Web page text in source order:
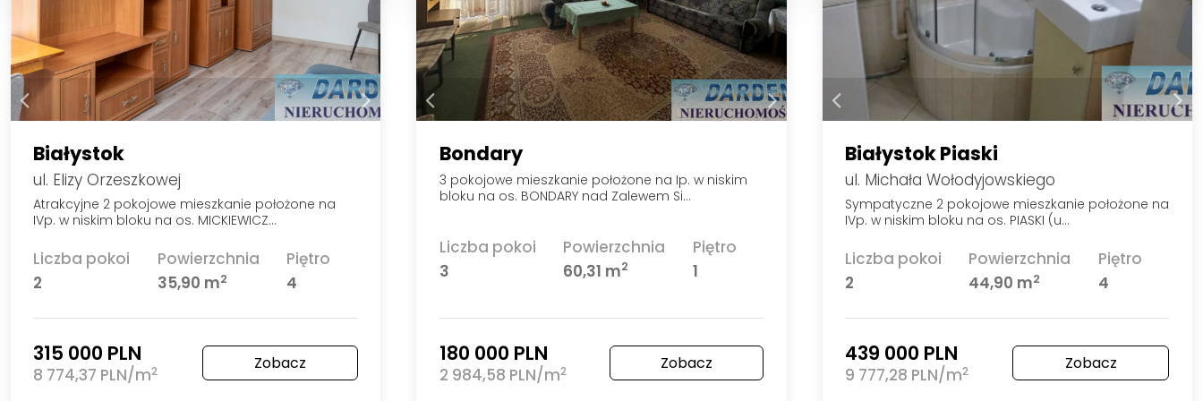
Białystok
ul. Elizy Orzeszkowej
Atrakcyjne 2 pokojowe mieszkanie położone na
IVp. w niskim bloku na os. MICKIEWICZ…
Liczba pokoi
2
Powierzchnia
35,90 m2
Piętro
4
315 000 PLN
8 774,37 PLN/m2 Zobacz
Bondary
3 pokojowe mieszkanie położone na Ip. w niskim
bloku na os. BONDARY nad Zalewem Si…
Liczba pokoi
3
Powierzchnia
60,31 m2
Piętro
1
180 000 PLN
2 984,58 PLN/m2 Zobacz
Białystok Piaski
ul. Michała Wołodyjowskiego
Sympatyczne 2 pokojowe mieszkanie położone na
IVp. w niskim bloku na os. PIASKI (u…
Liczba pokoi
2
Powierzchnia
44,90 m2
Piętro
4
439 000 PLN
9 777,28 PLN/m2 Zobacz